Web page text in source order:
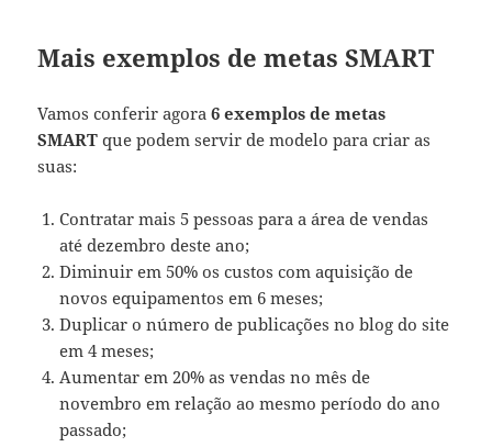
Mais exemplos de metas SMART
Vamos conferir agora6 exemplos de metas
SMART que podem servir de modelo para criar as
suas:
Contratar mais 5 pessoas para a área de vendas
até dezembro deste ano;
Diminuir em 50% os custos com aquisição de
novos equipamentos em 6 meses;
Duplicar o número de publicações no blog do site
em 4 meses;
Aumentar em 20% as vendas no mês de
novembro em relação ao mesmo período do ano
passado;